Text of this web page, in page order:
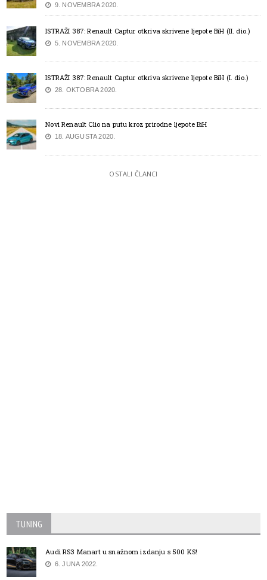
9. NOVEMBRA 2020.
ISTRAŽI 387: Renault Captur otkriva skrivene ljepote BiH (II. dio.)
5. NOVEMBRA 2020.
ISTRAŽI 387: Renault Captur otkriva skrivene ljepote BiH (I. dio.)
28. OKTOBRA 2020.
Novi Renault Clio na putu kroz prirodne ljepote BiH
18. AUGUSTA 2020.
OSTALI ČLANCI
TUNING
Audi RS3 Manart u snažnom izdanju s 500 KS!
6. JUNA 2022.